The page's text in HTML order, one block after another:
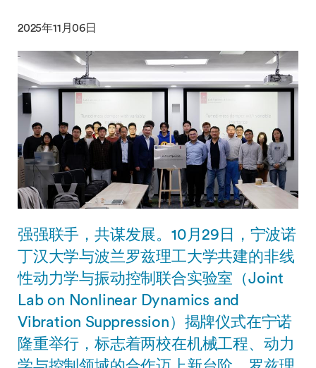
2025年11月06日
强强联手，共谋发展。10月29日，宁波诺
丁汉大学与波兰罗兹理工大学共建的非线
性动力学与振动控制联合实验室（Joint
Lab on Nonlinear Dynamics and
Vibration Suppression）揭牌仪式在宁诺
隆重举行，标志着两校在机械工程、动力